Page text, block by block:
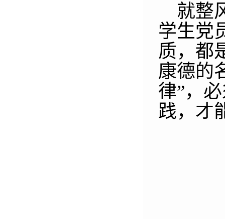
就整
学生党
质，都
康德的
律”，
践，才